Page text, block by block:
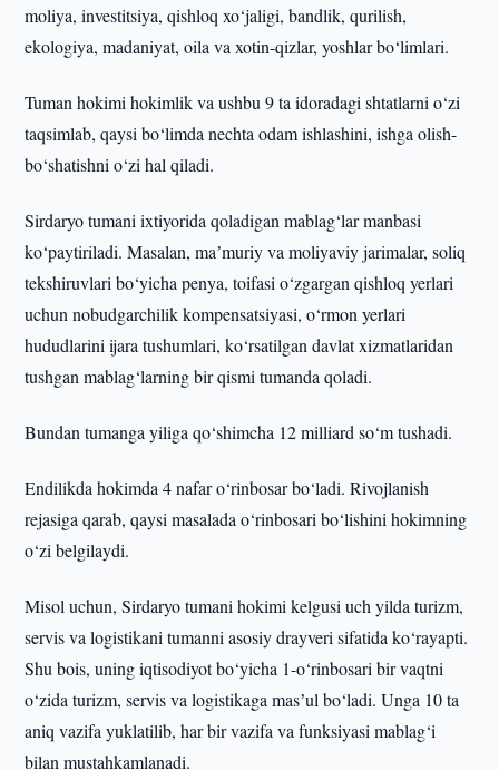
moliya, investitsiya, qishloq xo‘jaligi, bandlik, qurilish,
ekologiya, madaniyat, oila va xotin-qizlar, yoshlar bo‘limlari.
Tuman hokimi hokimlik va ushbu 9 ta idoradagi shtatlarni o‘zi
taqsimlab, qaysi bo‘limda nechta odam ishlashini, ishga olish-
bo‘shatishni o‘zi hal qiladi.
Sirdaryo tumani ixtiyorida qoladigan mablag‘lar manbasi
ko‘paytiriladi. Masalan, maʼmuriy va moliyaviy jarimalar, soliq
tekshiruvlari bo‘yicha penya, toifasi o‘zgargan qishloq yerlari
uchun nobudgarchilik kompensatsiyasi, o‘rmon yerlari
hududlarini ijara tushumlari, ko‘rsatilgan davlat xizmatlaridan
tushgan mablag‘larning bir qismi tumanda qoladi.
Bundan tumanga yiliga qo‘shimcha 12 milliard so‘m tushadi.
Endilikda hokimda 4 nafar o‘rinbosar bo‘ladi. Rivojlanish
rejasiga qarab, qaysi masalada o‘rinbosari bo‘lishini hokimning
o‘zi belgilaydi.
Misol uchun, Sirdaryo tumani hokimi kelgusi uch yilda turizm,
servis va logistikani tumanni asosiy drayveri sifatida ko‘rayapti.
Shu bois, uning iqtisodiyot bo‘yicha 1-o‘rinbosari bir vaqtni
o‘zida turizm, servis va logistikaga masʼul bo‘ladi. Unga 10 ta
aniq vazifa yuklatilib, har bir vazifa va funksiyasi mablag‘i
bilan mustahkamlanadi.